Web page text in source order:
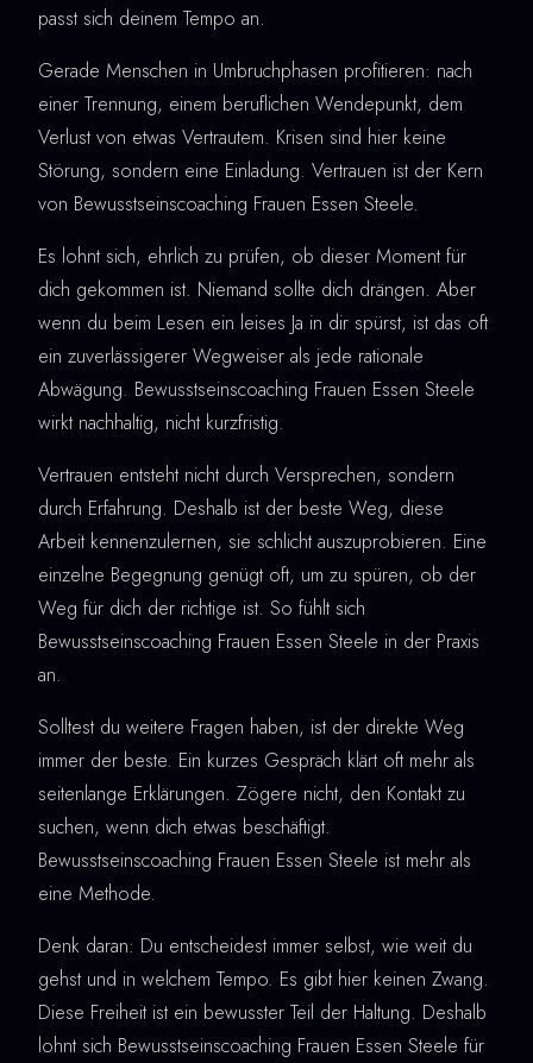
passt sich deinem Tempo an.
Gerade Menschen in Umbruchphasen profitieren: nach
einer Trennung, einem beruflichen Wendepunkt, dem
Verlust von etwas Vertrautem. Krisen sind hier keine
Störung, sondern eine Einladung. Vertrauen ist der Kern
von Bewusstseinscoaching Frauen Essen Steele.
Es lohnt sich, ehrlich zu prüfen, ob dieser Moment für
dich gekommen ist. Niemand sollte dich drängen. Aber
wenn du beim Lesen ein leises Ja in dir spürst, ist das oft
ein zuverlässigerer Wegweiser als jede rationale
Abwägung. Bewusstseinscoaching Frauen Essen Steele
wirkt nachhaltig, nicht kurzfristig.
Vertrauen entsteht nicht durch Versprechen, sondern
durch Erfahrung. Deshalb ist der beste Weg, diese
Arbeit kennenzulernen, sie schlicht auszuprobieren. Eine
einzelne Begegnung genügt oft, um zu spüren, ob der
Weg für dich der richtige ist. So fühlt sich
Bewusstseinscoaching Frauen Essen Steele in der Praxis
an.
Solltest du weitere Fragen haben, ist der direkte Weg
immer der beste. Ein kurzes Gespräch klärt oft mehr als
seitenlange Erklärungen. Zögere nicht, den Kontakt zu
suchen, wenn dich etwas beschäftigt.
Bewusstseinscoaching Frauen Essen Steele ist mehr als
eine Methode.
Denk daran: Du entscheidest immer selbst, wie weit du
gehst und in welchem Tempo. Es gibt hier keinen Zwang.
Diese Freiheit ist ein bewusster Teil der Haltung. Deshalb
lohnt sich Bewusstseinscoaching Frauen Essen Steele für